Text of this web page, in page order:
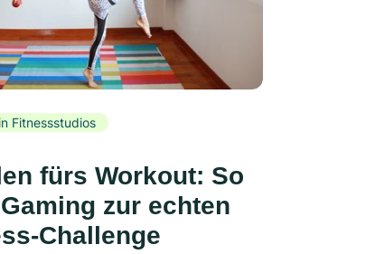
Fitnessstudios
fürs Workout: So
zur echten
Challenge